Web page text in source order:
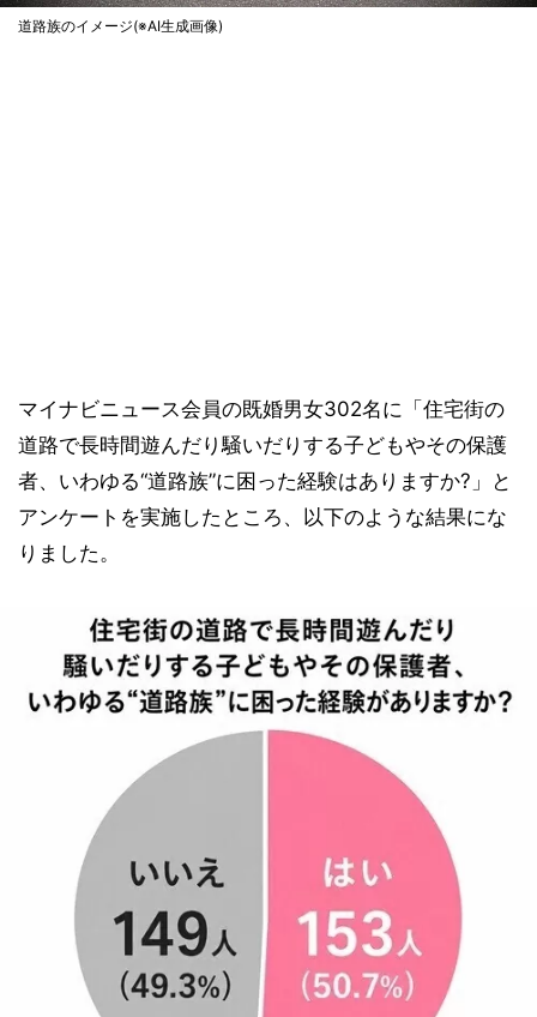
道路族のイメージ(※AI生成画像)
マイナビニュース会員の既婚男女302名に「住宅街の
道路で長時間遊んだり騒いだりする子どもやその保護
者、いわゆる“道路族”に困った経験はありますか?」と
アンケートを実施したところ、以下のような結果にな
りました。